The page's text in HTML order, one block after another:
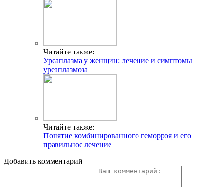
Читайте также:
Уреаплазма у женщин: лечение и симптомы
уреаплазмоза
Читайте также:
Понятие комбинированного геморроя и его
правильное лечение
Добавить комментарий